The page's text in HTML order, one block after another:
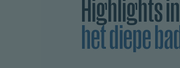
Highlights in
het diepe bad